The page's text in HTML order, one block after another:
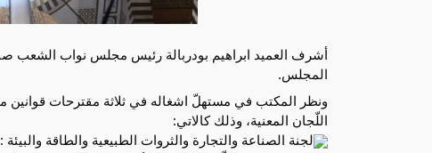
المجلس.
اللّجان المعنية، وذلك كالاتي:
لجنة الصناعة والتجارة والثروات الطبيعية والطاقة والبيئة :